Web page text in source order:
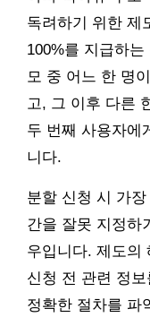
독려하기 위한 제
100%를 지급하
모 중 어느 한 명
고, 그 이후 다른
두 번째 사용자에
니다.
분할 신청 시 가
간을 잘못 지정하
우입니다. 제도의
신청 전 관련 정
정확한 절차를 파